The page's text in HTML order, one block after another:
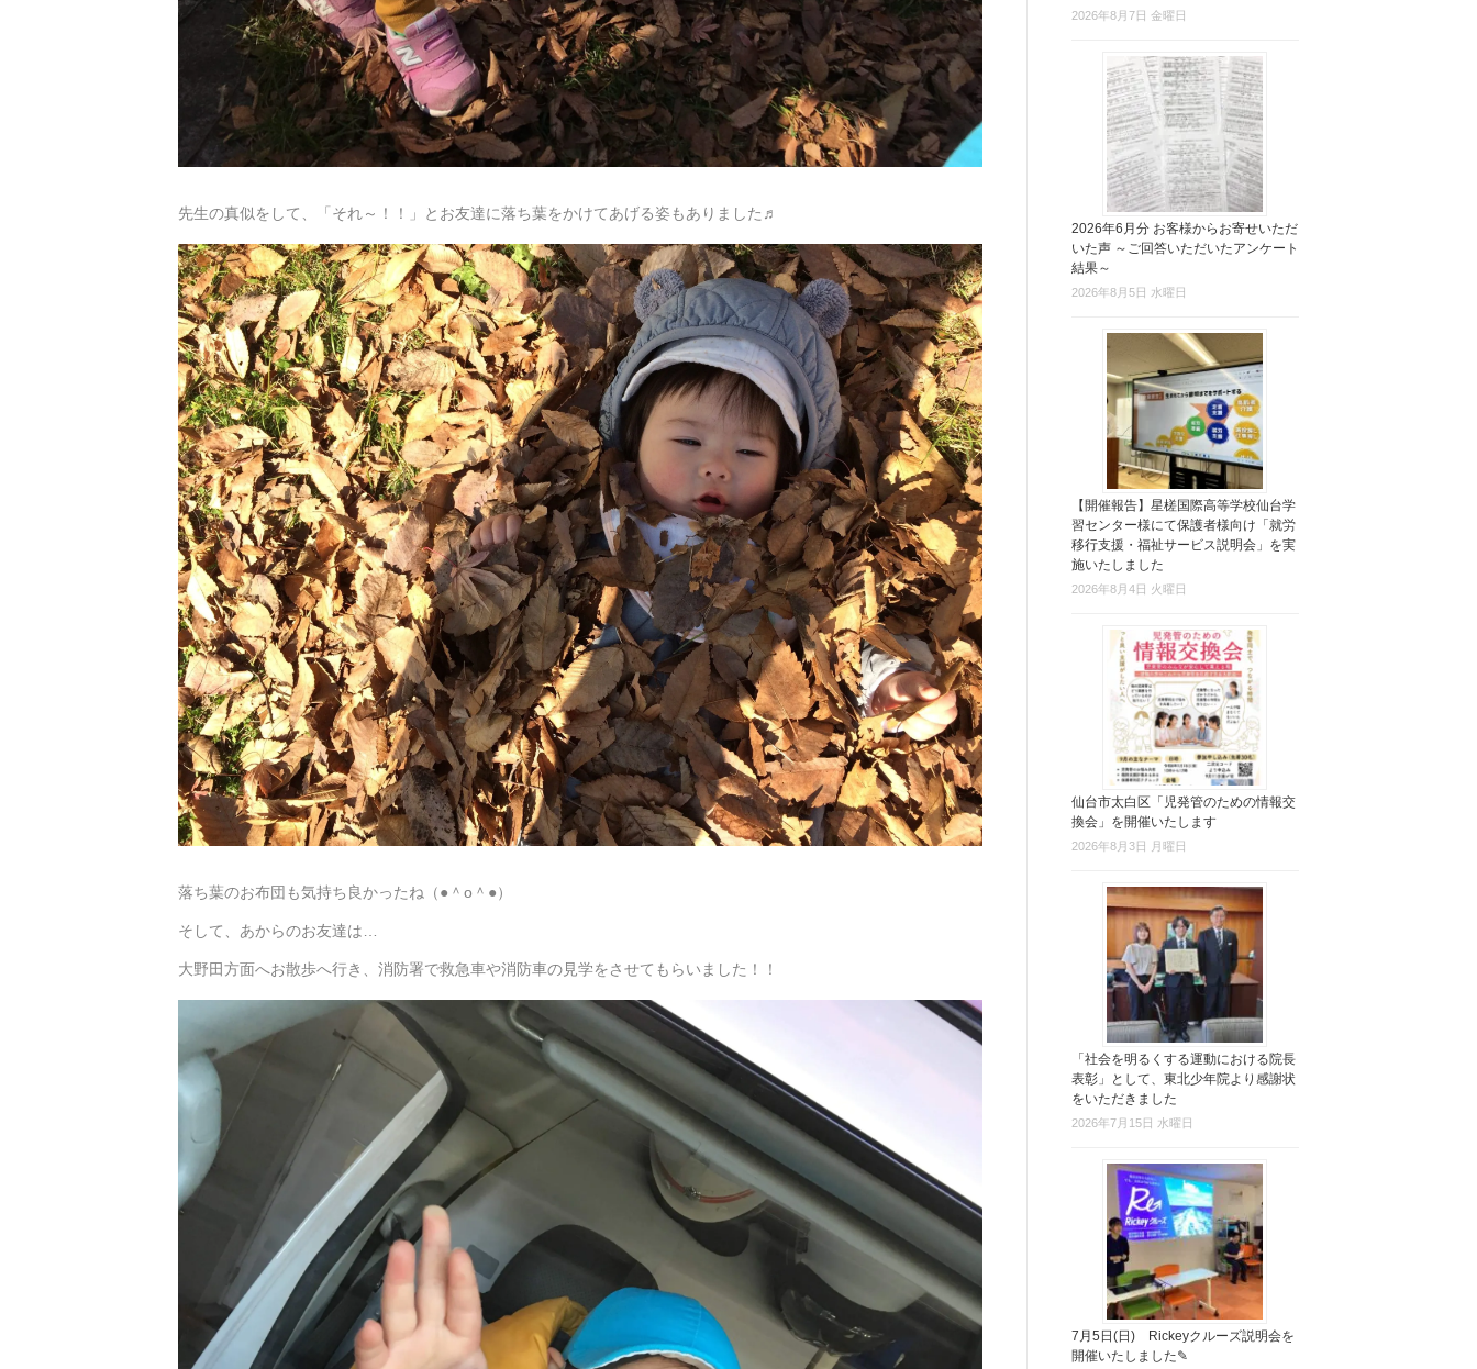
先生の真似をして、「それ～！！」とお友達に落ち葉をかけてあげる姿もありました♬
落ち葉のお布団も気持ち良かったね（●＾o＾●）
そして、あからのお友達は…
大野田方面へお散歩へ行き、消防署で救急車や消防車の見学をさせてもらいました！！
2026年8月7日 金曜日
2026年6月分 お客様からお寄せいただ
いた声 ～ご回答いただいたアンケート
結果～
2026年8月5日 水曜日
【開催報告】星槎国際高等学校仙台学
習センター様にて保護者様向け「就労
移行支援・福祉サービス説明会」を実
施いたしました
2026年8月4日 火曜日
仙台市太白区「児発管のための情報交
換会」を開催いたします
2026年8月3日 月曜日
「社会を明るくする運動における院長
表彰」として、東北少年院より感謝状
をいただきました
2026年7月15日 水曜日
7月5日(日) Rickeyクルーズ説明会を
開催いたしました✎